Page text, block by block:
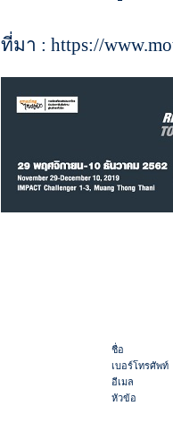
ที่มา : https://
ชื่อ
เบอร์โทรศัพท์
อีเมล
หัวข้อ